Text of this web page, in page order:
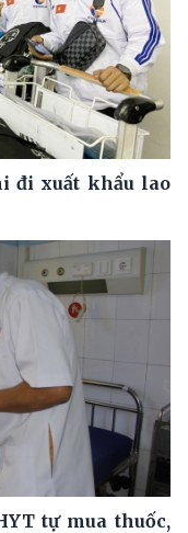
đi xuất khẩu lao
tự mua thuốc,